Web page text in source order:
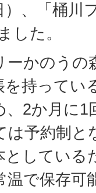
、「桶川
した。
ーかのう
を持ってい
、2か月に1
は予約制と
としている
温で保存可